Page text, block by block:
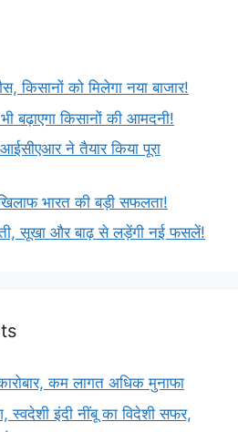
किसानों को मिलेगा नया बाजार!
बढ़ाएगा किसानों की आमदनी!
आईसीएआर ने तैयार किया पूरा
भारत की बड़ी सफलता!
सूखा और बाढ़ से लड़ेंगी नई फसलें!
कम लागत अधिक मुनाफा
इंदी नींबू का विदेशी सफर,